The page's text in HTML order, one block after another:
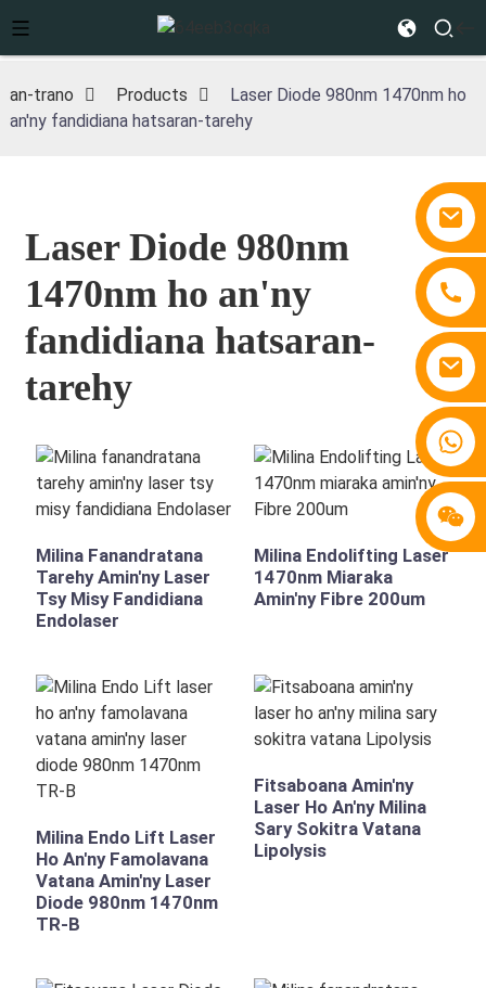
an-trano Products
Laser Diode 980nm 1470nm ho
an'ny fandidiana hatsaran-tarehy
Laser Diode 980nm
1470nm ho an'ny
fandidiana hatsaran-
tarehy
Milina Fanandratana
Tarehy Amin'ny Laser
Tsy Misy Fandidiana
Endolaser
Milina Endolifting Laser
1470nm Miaraka
Amin'ny Fibre 200um
Milina Endo Lift Laser
Ho An'ny Famolavana
Vatana Amin'ny Laser
Diode 980nm 1470nm
TR-B
Fitsaboana Amin'ny
Laser Ho An'ny Milina
Sary Sokitra Vatana
Lipolysis